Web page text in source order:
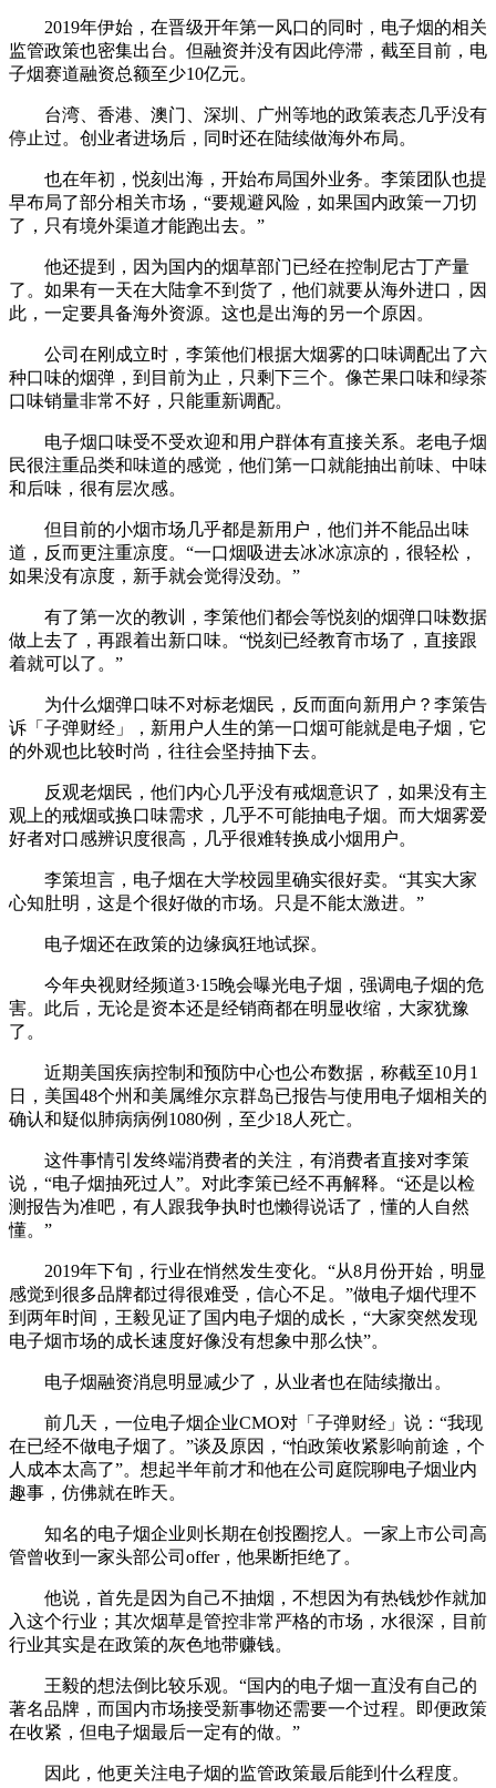
2019年伊始，在晋级开年第一风口的同时，电子烟的相关
监管政策也密集出台。但融资并没有因此停滞，截至目前，电
子烟赛道融资总额至少10亿元。
台湾、香港、澳门、深圳、广州等地的政策表态几乎没有
停止过。创业者进场后，同时还在陆续做海外布局。
也在年初，悦刻出海，开始布局国外业务。李策团队也提
早布局了部分相关市场，“要规避风险，如果国内政策一刀切
了，只有境外渠道才能跑出去。”
他还提到，因为国内的烟草部门已经在控制尼古丁产量
了。如果有一天在大陆拿不到货了，他们就要从海外进口，因
此，一定要具备海外资源。这也是出海的另一个原因。
公司在刚成立时，李策他们根据大烟雾的口味调配出了六
种口味的烟弹，到目前为止，只剩下三个。像芒果口味和绿茶
口味销量非常不好，只能重新调配。
电子烟口味受不受欢迎和用户群体有直接关系。老电子烟
民很注重品类和味道的感觉，他们第一口就能抽出前味、中味
和后味，很有层次感。
但目前的小烟市场几乎都是新用户，他们并不能品出味
道，反而更注重凉度。“一口烟吸进去冰冰凉凉的，很轻松，
如果没有凉度，新手就会觉得没劲。”
有了第一次的教训，李策他们都会等悦刻的烟弹口味数据
做上去了，再跟着出新口味。“悦刻已经教育市场了，直接跟
着就可以了。”
为什么烟弹口味不对标老烟民，反而面向新用户？李策告
诉「子弹财经」，新用户人生的第一口烟可能就是电子烟，它
的外观也比较时尚，往往会坚持抽下去。
反观老烟民，他们内心几乎没有戒烟意识了，如果没有主
观上的戒烟或换口味需求，几乎不可能抽电子烟。而大烟雾爱
好者对口感辨识度很高，几乎很难转换成小烟用户。
李策坦言，电子烟在大学校园里确实很好卖。“其实大家
心知肚明，这是个很好做的市场。只是不能太激进。”
电子烟还在政策的边缘疯狂地试探。
今年央视财经频道3·15晚会曝光电子烟，强调电子烟的危
害。此后，无论是资本还是经销商都在明显收缩，大家犹豫
了。
近期美国疾病控制和预防中心也公布数据，称截至10月1
日，美国48个州和美属维尔京群岛已报告与使用电子烟相关的
确认和疑似肺病病例1080例，至少18人死亡。
这件事情引发终端消费者的关注，有消费者直接对李策
说，“电子烟抽死过人”。对此李策已经不再解释。“还是以检
测报告为准吧，有人跟我争执时也懒得说话了，懂的人自然
懂。”
2019年下旬，行业在悄然发生变化。“从8月份开始，明显
感觉到很多品牌都过得很难受，信心不足。”做电子烟代理不
到两年时间，王毅见证了国内电子烟的成长，“大家突然发现
电子烟市场的成长速度好像没有想象中那么快”。
电子烟融资消息明显减少了，从业者也在陆续撤出。
前几天，一位电子烟企业CMO对「子弹财经」说：“我现
在已经不做电子烟了。”谈及原因，“怕政策收紧影响前途，个
人成本太高了”。想起半年前才和他在公司庭院聊电子烟业内
趣事，仿佛就在昨天。
知名的电子烟企业则长期在创投圈挖人。一家上市公司高
管曾收到一家头部公司offer，他果断拒绝了。
他说，首先是因为自己不抽烟，不想因为有热钱炒作就加
入这个行业；其次烟草是管控非常严格的市场，水很深，目前
行业其实是在政策的灰色地带赚钱。
王毅的想法倒比较乐观。“国内的电子烟一直没有自己的
著名品牌，而国内市场接受新事物还需要一个过程。即便政策
在收紧，但电子烟最后一定有的做。”
因此，他更关注电子烟的监管政策最后能到什么程度。